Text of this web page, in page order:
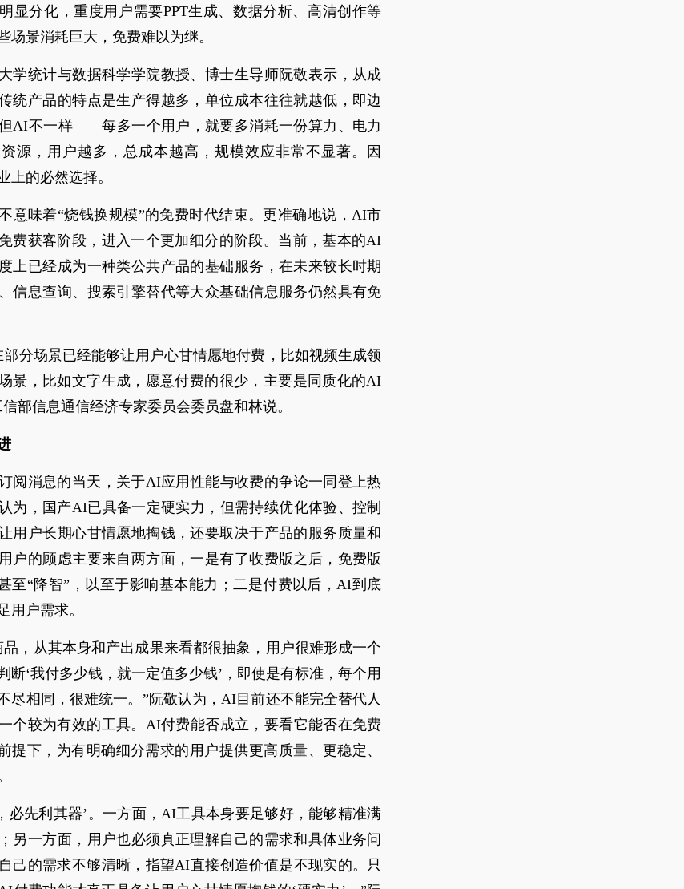
显分化，重度用户需要PPT生成、数据分析、高清创作等
场景消耗巨大，免费难以为继。
学统计与数据科学学院教授、博士生导师阮敬表示，从成
统产品的特点是生产得越多，单位成本往往就越低，即边
AI不一样——每多一个用户，就要多消耗一份算力、电力
源，用户越多，总成本越高，规模效应非常不显著。因
上的必然选择。
意味着“烧钱换规模”的免费时代结束。更准确地说，AI市
费获客阶段，进入一个更加细分的阶段。当前，基本的AI
上已经成为一种类公共产品的基础服务，在未来较长时期
信息查询、搜索引擎替代等大众基础信息服务仍然具有免
分场景已经能够让用户心甘情愿地付费，比如视频生成领
景，比如文字生成，愿意付费的很少，主要是同质化的AI
部信息通信经济专家委员会委员盘和林说。
阅消息的当天，关于AI应用性能与收费的争论一同登上热
为，国产AI已具备一定硬实力，但需持续优化体验、控制
用户长期心甘情愿地掏钱，还要取决于产品的服务质量和
户的顾虑主要来自两方面，一是有了收费版之后，免费版
至“降智”，以至于影响基本能力；二是付费以后，AI到底
用户需求。
，从其本身和产出成果来看都很抽象，用户很难形成一个
断‘我付多少钱，就一定值多少钱’，即使是有标准，每个用
尽相同，很难统一。”阮敬认为，AI目前还不能完全替代人
个较为有效的工具。AI付费能否成立，要看它能否在免费
提下，为有明确细分需求的用户提供更高质量、更稳定、
必先利其器’。一方面，AI工具本身要足够好，能够精准满
另一方面，用户也必须真正理解自己的需求和具体业务问
己的需求不够清晰，指望AI直接创造价值是不现实的。只